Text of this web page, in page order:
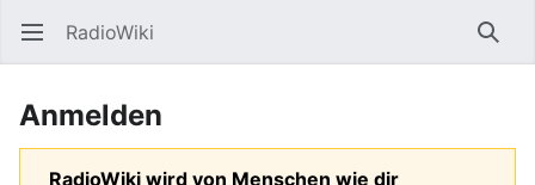
Hauptmenü öffnen RadioWiki
Anmelden
RadioWiki wird von Menschen wie dir